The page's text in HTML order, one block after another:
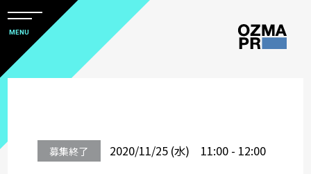
本
文
へ
オ
メ
ニ
ュ
ー
開
MENU
募集終了 2020/11/25 (水) 11:00 - 12:00
サステナビリティコミュニケーション